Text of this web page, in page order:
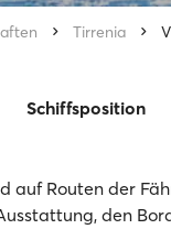
Tirrenia
Schiffsposition
auf Routen der
den